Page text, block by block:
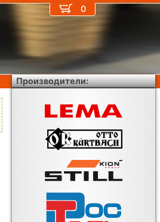
0
Производители: